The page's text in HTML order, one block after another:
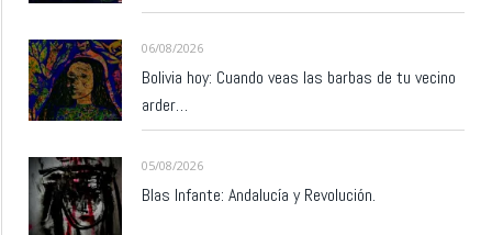
06/08/2026
Bolivia hoy: Cuando veas las barbas de tu vecino
arder…
05/08/2026
Blas Infante: Andalucía y Revolución.